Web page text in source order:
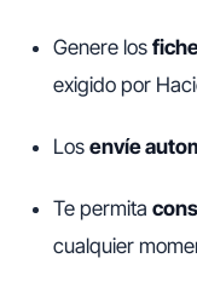
Genere los
exigido por
Los envíe
Te permita
cualquier